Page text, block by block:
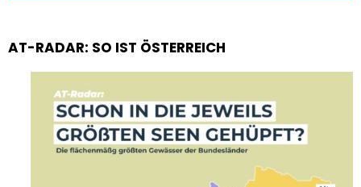
AT-RADAR: SO IST ÖSTERREICH